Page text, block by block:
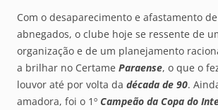
Com o desaparecimento e afastamento
abnegados, o clube hoje se ressente de
organização e de um planejamento
a brilhar no Certame Paraense, o que o
louvor até por volta da década de 90.
amadora, foi o 1º Campeão da Copa do